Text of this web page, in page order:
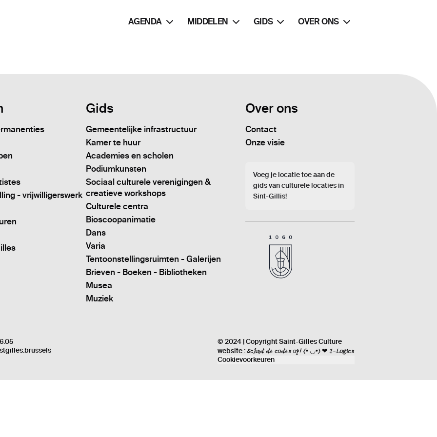
AGENDA MIDDELEN GIDS OVER ONS
- vrijwilligerswerk
Gids
Gemeentelijke infrastructuur
Kamer te huur
Academies en scholen
Podiumkunsten
Sociaal culturele verenigingen &
creatieve workshops
Culturele centra
Bioscoopanimatie
Dans
Varia
Tentoonstellingsruimten - Galerijen
Brieven - Boeken - Bibliotheken
Musea
Muziek
Over ons
Contact
Onze visie
Voeg je locatie toe aan de
gids van culturele locaties in
Sint-Gillis!
© 2024 | Copyright Saint-Gilles Culture
website :Schud de codes op! (• ◡•) ❤ I-Logics
Cookievoorkeuren